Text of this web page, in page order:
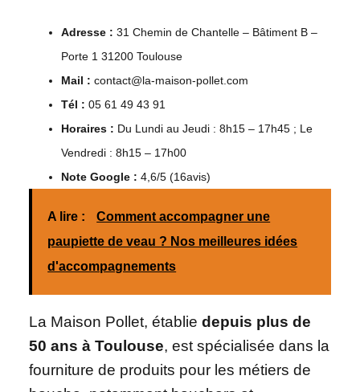
Adresse : 31 Chemin de Chantelle – Bâtiment B –
Porte 1 31200 Toulouse
Mail : contact@la-maison-pollet.com
Tél : 05 61 49 43 91
Horaires : Du Lundi au Jeudi : 8h15 – 17h45 ; Le
Vendredi : 8h15 – 17h00
Note Google : 4,6/5 (16avis)
A lire :
Comment accompagner une
paupiette de veau ? Nos meilleures idées
d'accompagnements
La Maison Pollet, établie depuis plus de
50 ans à Toulouse, est spécialisée dans la
fourniture de produits pour les métiers de